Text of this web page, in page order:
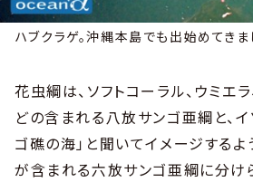
ハブクラゲ。沖縄本島でも出始めてき
花虫綱は、ソフトコーラル、ウミエ
どの含まれる八放サンゴ亜綱と、イ
ゴ礁の海」と聞いてイメージする
が含まれる六放サンゴ亜綱に分け